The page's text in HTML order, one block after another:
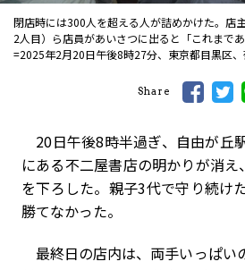
閉店時には300人を超える人が詰めかけた。店
2人目）ら店員があいさつに出ると「これまで
=2025年2月20日午後8時27分、東京都目黒区
Share
20日午後8時半過ぎ、自由が丘
にある不二屋書店の明かりが消
を下ろした。親子3代で守り続け
勝てなかった。
最終日の店内は、両手いっぱい